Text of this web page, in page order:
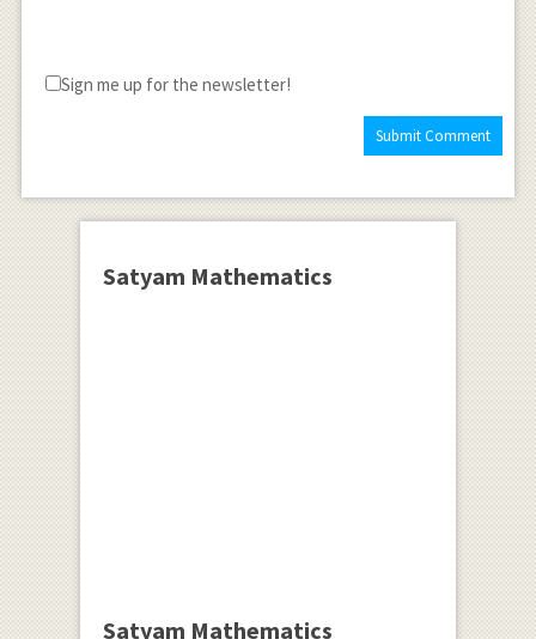
Sign me up for the newsletter!
Satyam Mathematics
Satyam Mathematics